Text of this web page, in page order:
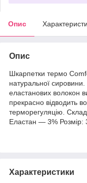
Опис
Опис
Шкарпетки термо
натуральної
еластанових волокон
прекрасно відводить
терморегуляцію.
Еластан — 3% Розмір:
Характеристики